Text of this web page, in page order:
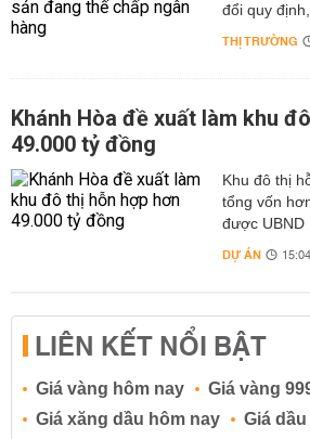
đổi quy
THỊ TRƯỜNG
Khánh Hòa đề xuất làm khu
49.000 tỷ đồng
Khu đô thị
tổng vốn
được UBND
DỰ ÁN
LIÊN KẾT NỔI BẬT
Giá vàng hôm nay
Giá vàng
Giá xăng dầu hôm nay
Giá